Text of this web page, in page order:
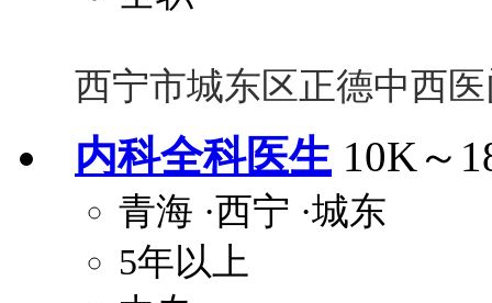
西宁市城东区正德中西
内科全科医生 10K～
青海 ·西宁 ·城东
5年以上